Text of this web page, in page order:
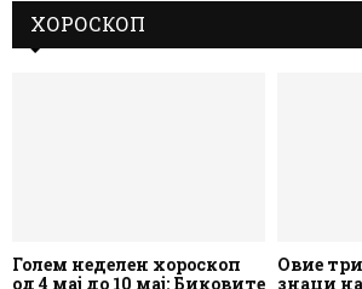
ХОРОСКОП
Голем неделен хороскоп
од 4 мај до 10 мај: Биковите
Овие
знаци